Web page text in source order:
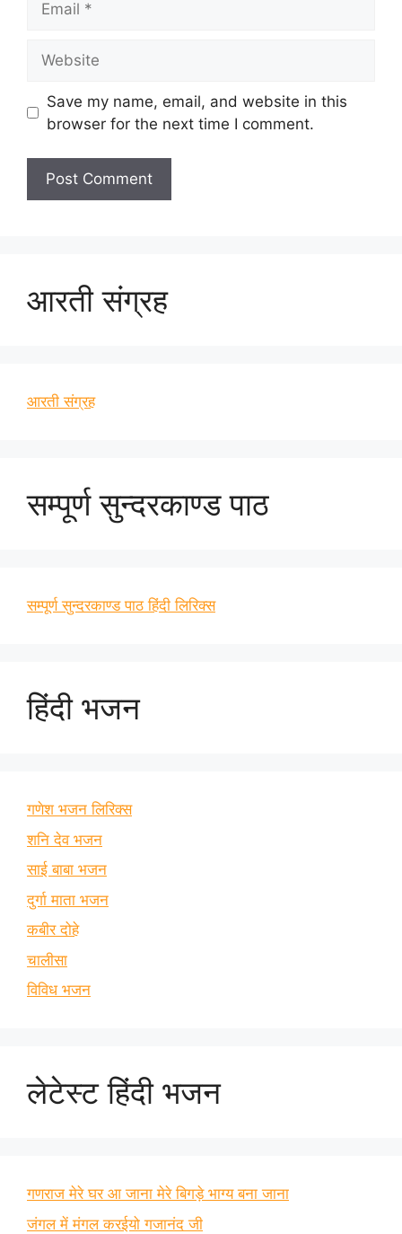
Save my name, email, and website in this
browser for the next time I comment.
आरती संग्रह
आरती संग्रह
सम्पूर्ण सुन्दरकाण्ड पाठ
सम्पूर्ण सुन्दरकाण्ड पाठ हिंदी लिरिक्स
हिंदी भजन
गणेश भजन लिरिक्स
शनि देव भजन
साई बाबा भजन
दुर्गा माता भजन
कबीर दोहे
चालीसा
विविध भजन
लेटेस्ट हिंदी भजन
गणराज मेरे घर आ जाना मेरे बिगड़े भाग्य बना जाना
जंगल में मंगल करईयो गजानंद जी